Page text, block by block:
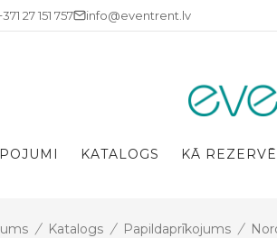
27 151 757 info@eventrent.lv
KATALOGS KĀ
/ Katalogs / Papildaprīkojums /